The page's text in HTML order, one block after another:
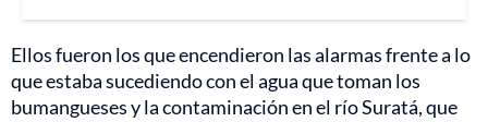
Ellos fueron los que encendieron las alarmas frente a lo
que estaba sucediendo con el agua que toman los
bumangueses y la contaminación en el río Suratá, que